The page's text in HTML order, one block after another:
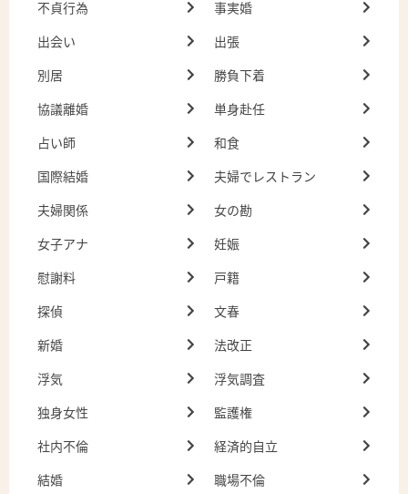
不貞行為
事実婚
出会い
出張
別居
勝負下着
協議離婚
単身赴任
占い師
和食
国際結婚
夫婦でレストラン
夫婦関係
女の勘
女子アナ
妊娠
慰謝料
戸籍
探偵
文春
新婚
法改正
浮気
浮気調査
独身女性
監護権
社内不倫
経済的自立
結婚
職場不倫